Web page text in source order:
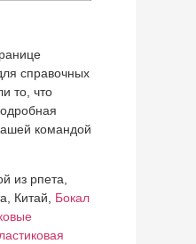
справочных
то, что
командой
из рпета,
Китай, Бокал